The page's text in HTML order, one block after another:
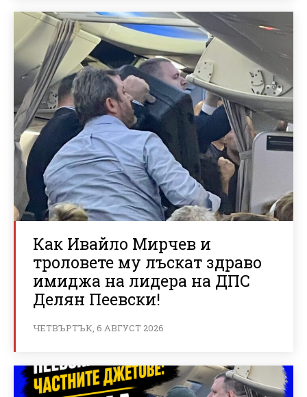
Как Ивайло Мирчев и
троловете му лъскат здраво
имиджа на лидера на ДПС
Делян Пеевски!
ЧЕТВЪРТЪК, 6 АВГУСТ 2026